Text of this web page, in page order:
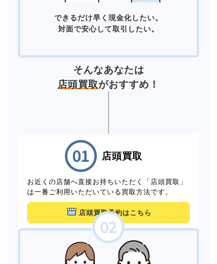
できるだけ早く現金化したい。
対面で安心して取引したい。
そんなあなたは
店頭買取がおすすめ！
店頭買取
お近くの店舗へ直接お持ちいただく「店頭買取」
は一番ご利用いただいている買取方法です。
店頭買取予約はこちら